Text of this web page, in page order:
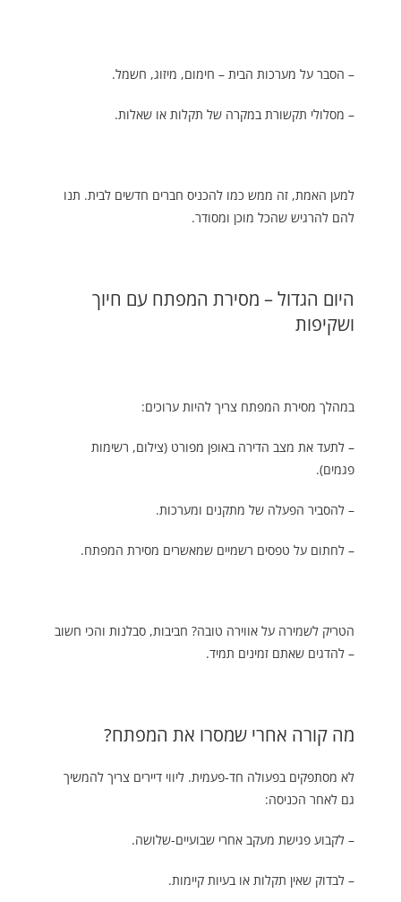
– הסבר על מערכות הבית – חימום, מיזוג, חשמל.
– מסלולי תקשורת במקרה של תקלות או שאלות.
למען האמת, זה ממש כמו להכניס חברים חדשים לבית. תנו
להם להרגיש שהכל מוכן ומסודר.
היום הגדול – מסירת המפתח עם חיוך
ושקיפות
במהלך מסירת המפתח צריך להיות ערוכים:
– לתעד את מצב הדירה באופן מפורט (צילום, רשימות
פגמים).
– להסביר הפעלה של מתקנים ומערכות.
– לחתום על טפסים רשמיים שמאשרים מסירת המפתח.
הטריק לשמירה על אווירה טובה? חביבות, סבלנות והכי חשוב
– להדגים שאתם זמינים תמיד.
מה קורה אחרי שמסרו את המפתח?
לא מסתפקים בפעולה חד-פעמית. ליווי דיירים צריך להמשיך
גם לאחר הכניסה:
– לקבוע פגישת מעקב אחרי שבועיים-שלושה.
– לבדוק שאין תקלות או בעיות קיימות.